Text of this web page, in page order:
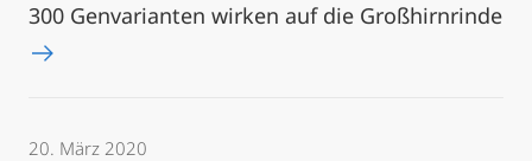
300 Genvarianten wirken auf die Großhirnrinde
20. März 2020